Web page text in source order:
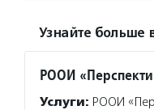
Узнайте больше
РООИ
Услуги: РООИ